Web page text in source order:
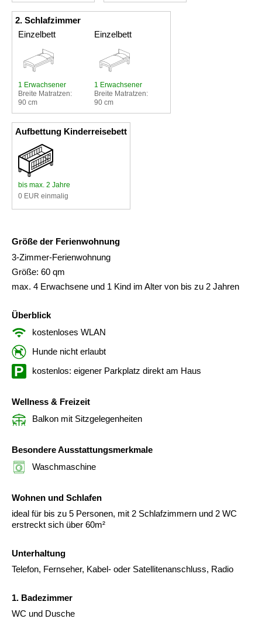
2. Schlafzimmer
Einzelbett
1 Erwachsener
Breite Matratzen:
90 cm
Einzelbett
1 Erwachsener
Breite Matratzen:
90 cm
Aufbettung Kinderreisebett
bis max. 2 Jahre
0 EUR einmalig
Größe der Ferienwohnung
3-Zimmer-Ferienwohnung
Größe: 60 qm
max. 4 Erwachsene und 1 Kind im Alter von bis zu 2 Jahren
Überblick
kostenloses WLAN
Hunde nicht erlaubt
kostenlos: eigener Parkplatz direkt am Haus
Wellness & Freizeit
Balkon mit Sitzgelegenheiten
Besondere Ausstattungsmerkmale
Waschmaschine
Wohnen und Schlafen
ideal für bis zu 5 Personen, mit 2 Schlafzimmern und 2 WC
erstreckt sich über 60m²
Unterhaltung
Telefon, Fernseher, Kabel- oder Satellitenanschluss, Radio
1. Badezimmer
WC und Dusche